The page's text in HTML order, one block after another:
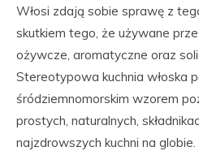
Włosi zdają sobie sprawę z
skutkiem tego, że używane
ożywcze, aromatyczne oraz
Stereotypowa kuchnia włoska
śródziemnomorskim wzorem
prostych, naturalnych,
najzdrowszych kuchni na